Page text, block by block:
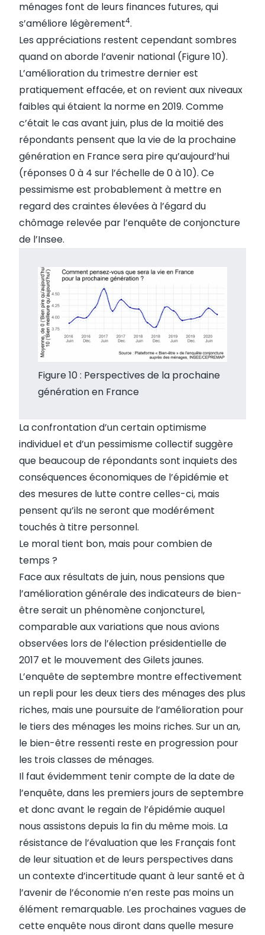
ménages font de leurs finances futures, qui
s’améliore légèrement4.
Les appréciations restent cependant sombres
quand on aborde l’avenir national (Figure 10).
L’amélioration du trimestre dernier est
pratiquement effacée, et on revient aux niveaux
faibles qui étaient la norme en 2019. Comme
c’était le cas avant juin, plus de la moitié des
répondants pensent que la vie de la prochaine
génération en France sera pire qu’aujourd’hui
(réponses 0 à 4 sur l’échelle de 0 à 10). Ce
pessimisme est probablement à mettre en
regard des craintes élevées à l’égard du
chômage relevée par l’enquête de conjoncture
de l’Insee.
Figure 10 : Perspectives de la prochaine
génération en France
La confrontation d’un certain optimisme
individuel et d’un pessimisme collectif suggère
que beaucoup de répondants sont inquiets des
conséquences économiques de l’épidémie et
des mesures de lutte contre celles-ci, mais
pensent qu’ils ne seront que modérément
touchés à titre personnel.
Le moral tient bon, mais pour combien de
temps ?
Face aux résultats de juin, nous pensions que
l’amélioration générale des indicateurs de bien-
être serait un phénomène conjoncturel,
comparable aux variations que nous avions
observées lors de l’élection présidentielle de
2017 et le mouvement des Gilets jaunes.
L’enquête de septembre montre effectivement
un repli pour les deux tiers des ménages des plus
riches, mais une poursuite de l’amélioration pour
le tiers des ménages les moins riches. Sur un an,
le bien-être ressenti reste en progression pour
les trois classes de ménages.
Il faut évidemment tenir compte de la date de
l’enquête, dans les premiers jours de septembre
et donc avant le regain de l’épidémie auquel
nous assistons depuis la fin du même mois. La
résistance de l’évaluation que les Français font
de leur situation et de leurs perspectives dans
un contexte d’incertitude quant à leur santé et à
l’avenir de l’économie n’en reste pas moins un
élément remarquable. Les prochaines vagues de
cette enquête nous diront dans quelle mesure